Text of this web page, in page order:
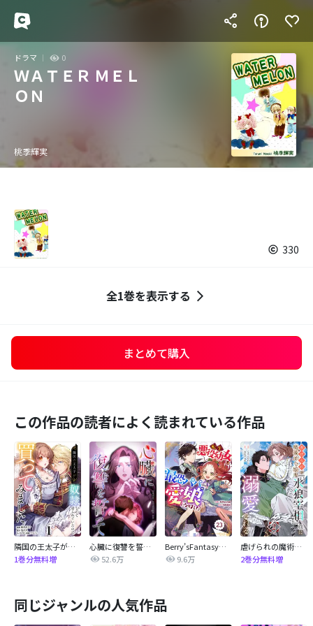
ドラマ 0
ＷＡＴＥＲ ＭＥＬ
ＯＮ
桃季輝実
330
全1巻を表示する
まとめて購入
この作品の読者によく読まれている作品
隣国の王太子が奴隷として売られていたので買ってみました【単話】
1巻分無料増
心臓に復讐を誓って
52.6万
Berry’sFantasy転生悪役幼女は最恐パパの愛娘になりました
9.6万
虐げられの魔術師令嬢は、『氷狼宰相』様に溺愛される【単話】
2巻分無料増
同じジャンルの人気作品